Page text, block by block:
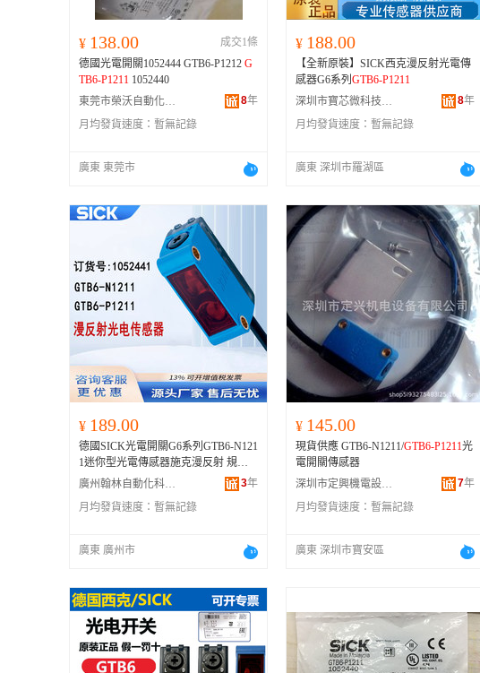
¥ 138.00
成交1條
德國光電開關1052444 GTB6-P1212 G
TB6-P1211 1052440
東莞市榮沃自動化科技有限公司
8年
月均發貨速度： 暫無記錄
廣東 東莞市
¥ 188.00
【全新原裝】SICK西克漫反射光電傳
感器G6系列 GTB6-P1211
深圳市寶芯微科技有限公司
8年
月均發貨速度： 暫無記錄
廣東 深圳市羅湖區
¥ 189.00
德國SICK光電開關G6系列GTB6-N121
1迷你型光電傳感器施克漫反射 規格
GTB6-N1211、GTB6-P1211
廣州翰林自動化科技有限公司 3年
月均發貨速度： 暫無記錄
廣東 廣州市
¥ 145.00
現貨供應 GTB6-N1211/GTB6-P1211光
電開關傳感器
深圳市定興機電設備有限公司
7年
月均發貨速度： 暫無記錄
廣東 深圳市寶安區